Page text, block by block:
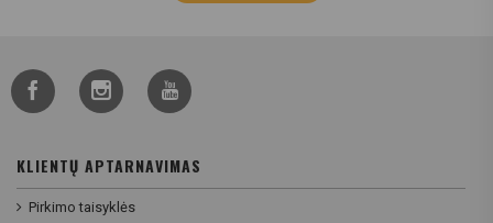
KLIENTŲ APTARNAVIMAS
Pirkimo taisyklės